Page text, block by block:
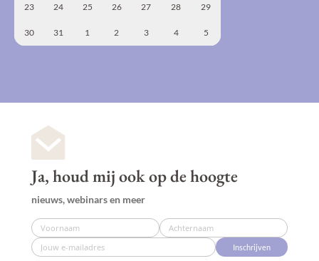
23 24 25 26 27 28 29
30 31 1 2 3 4 5
Ja, houd mij ook op de hoogte
nieuws, webinars en meer
Inschrijven